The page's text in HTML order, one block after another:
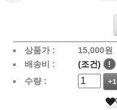
상품가 : 15,000원
배송비 :
(조건)
!
수량 :
+1